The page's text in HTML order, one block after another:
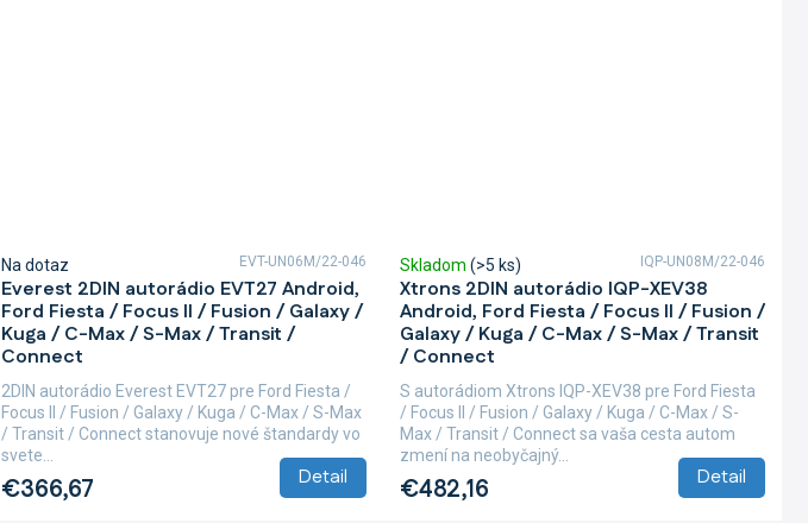
Everest 2DIN autorádio EVT27 Android,
Ford Fiesta / Focus II / Fusion / Galaxy /
Kuga / C-Max / S-Max / Transit /
Connect
Na dotaz
€366,67 Detail
2DIN autorádio Everest EVT27 pre Ford Fiesta /
Focus II / Fusion / Galaxy / Kuga / C-Max / S-Max
/ Transit / Connect stanovuje nové štandardy vo
svete...
EVT-UN06M/22-046
Xtrons 2DIN autorádio IQP-XEV38
Android, Ford Fiesta / Focus II / Fusion /
Galaxy / Kuga / C-Max / S-Max / Transit
/ Connect
Skladom (>5 ks)
€482,16 Detail
S autorádiom Xtrons IQP-XEV38 pre Ford Fiesta
/ Focus II / Fusion / Galaxy / Kuga / C-Max / S-
Max / Transit / Connect sa vaša cesta autom
zmení na neobyčajný...
IQP-UN08M/22-046